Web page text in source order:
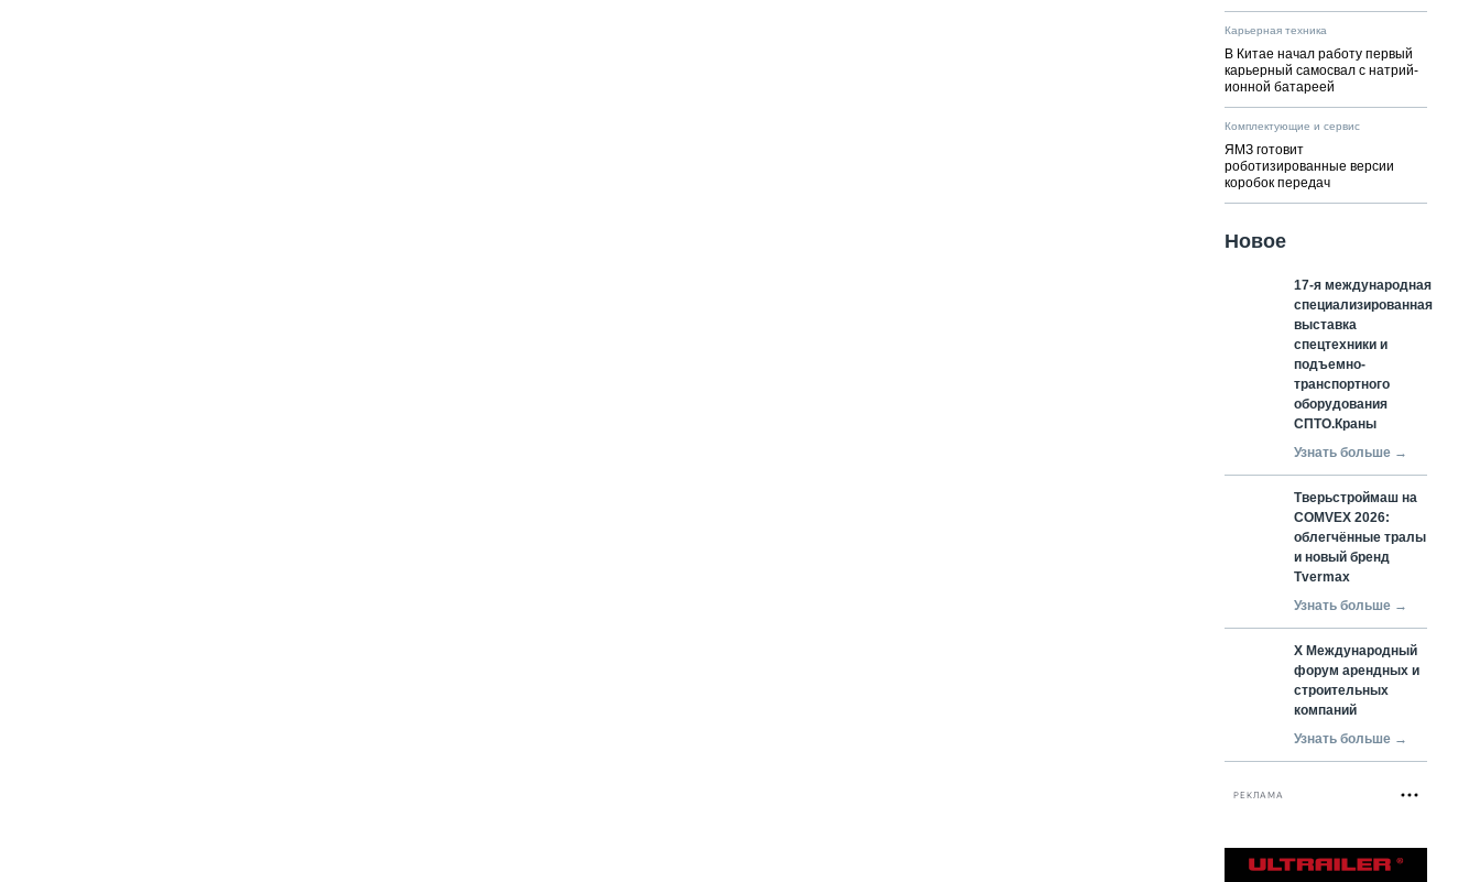
Карьерная техника
В Китае начал работу первый
карьерный самосвал с натрий-
ионной батареей
Комплектующие и сервис
ЯМЗ готовит
роботизированные версии
коробок передач
Новое
17-я международная
специализированная
выставка
спецтехники и
подъемно-
транспортного
оборудования
СПТО.Краны
Узнать больше →
Тверьстроймаш на
COMVEX 2026:
облегчённые тралы
и новый бренд
Tvermax
Узнать больше →
X Международный
форум арендных и
строительных
компаний
Узнать больше →
РЕКЛАМА